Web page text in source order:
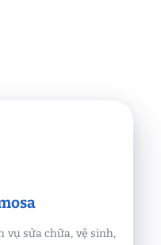
vụ sửa chữa, vệ sinh,